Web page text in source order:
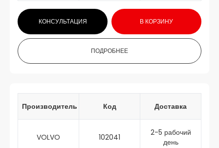
КОНСУЛЬТАЦИЯ В КОРЗИНУ
ПОДРОБНЕЕ
Производитель Код Доставка
VOLVO 102041
2-5 рабочий
день